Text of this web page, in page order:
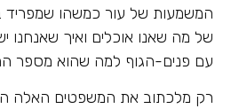
המשמעות של עור כמשהו שמפריד
של מה שאנו אוכלים ואיך שאנחנו
עם פנים-הגוף למה שהוא מספר
רק מלכתוב את המשפטים האלה